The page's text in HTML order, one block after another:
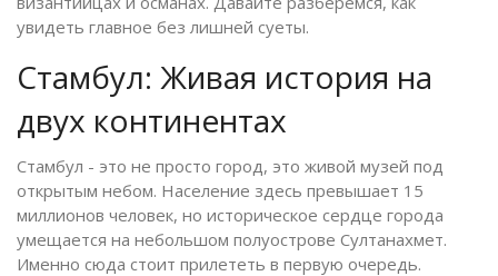
увидеть главное без лишней суеты.
Стамбул: Живая история на
двух континентах
Стамбул - это не просто город, это живой музей под
открытым небом. Население здесь превышает 15
миллионов человек, но историческое сердце города
умещается на небольшом полуострове Султанахмет.
Именно сюда стоит прилететь в первую очередь.